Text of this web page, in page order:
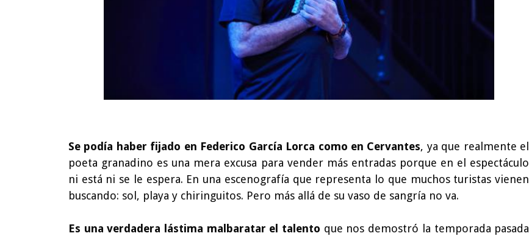
Se podía haber fijado en Federico García Lorca como en Cervantes, ya que realmente el
poeta granadino es una mera excusa para vender más entradas porque en el espectáculo
ni está ni se le espera. En una escenografía que representa lo que muchos turistas vienen
buscando: sol, playa y chiringuitos. Pero más allá de su vaso de sangría no va.
Es una verdadera lástima malbaratar el talento que nos demostró la temporada pasada